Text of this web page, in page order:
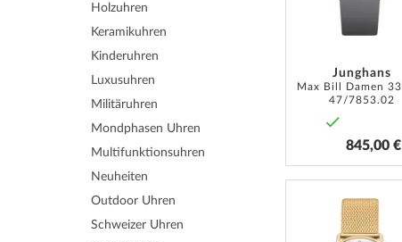
Junghans
47/7853.02
845,00 €
Holzuhren
Keramikuhren
Kinderuhren
Luxusuhren
Militäruhren
Mondphasen Uhren
Multifunktionsuhren
Neuheiten
Outdoor Uhren
Schweizer Uhren